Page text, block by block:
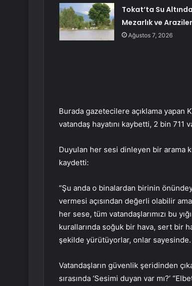
Tokat’ta Su
Mezarlık ve Araziler
Ağustos 7, 2026
Burada gazetecilere açıklama yapan
vatandaş hayatını kaybetti, 2 bin 711
Duyulan her sesi dinleyen bir arama
kaydetti:
“Şu anda o binalardan birinin
vermesi açısından değerli olabilir
her sese, tüm vatandaşlarımızı bu
kurallarında soğuk bir hava, sert bir
şekilde yürütüyorlar, onlar sayesinde.
Vatandaşların güvenlik şeridinden
sırasında ‘Sesimi duyan var mı?’